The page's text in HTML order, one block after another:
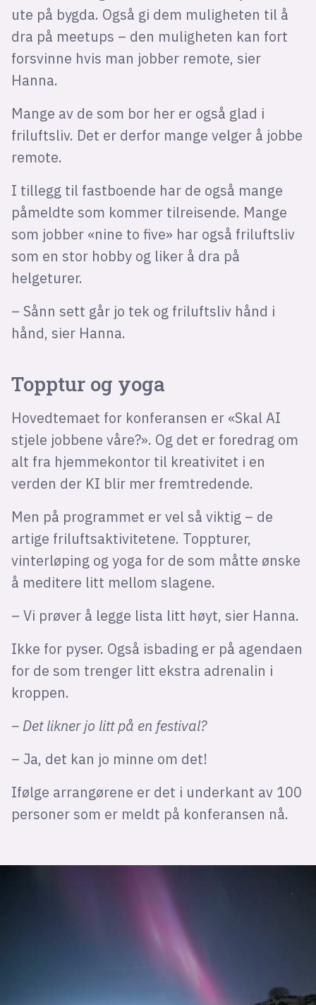
ute på bygda. Også gi dem muligheten til å
dra på meetups – den muligheten kan fort
forsvinne hvis man jobber remote, sier
Hanna.
Mange av de som bor her er også glad i
friluftsliv. Det er derfor mange velger å jobbe
remote.
I tillegg til fastboende har de også mange
påmeldte som kommer tilreisende. Mange
som jobber «nine to five» har også friluftsliv
som en stor hobby og liker å dra på
helgeturer.
– Sånn sett går jo tek og friluftsliv hånd i
hånd, sier Hanna.
Topptur og yoga
Hovedtemaet for konferansen er «Skal AI
stjele jobbene våre?». Og det er foredrag om
alt fra hjemmekontor til kreativitet i en
verden der KI blir mer fremtredende.
Men på programmet er vel så viktig – de
artige friluftsaktivitetene. Toppturer,
vinterløping og yoga for de som måtte ønske
å meditere litt mellom slagene.
– Vi prøver å legge lista litt høyt, sier Hanna.
Ikke for pyser. Også isbading er på agendaen
for de som trenger litt ekstra adrenalin i
kroppen.
– Det likner jo litt på en festival?
– Ja, det kan jo minne om det!
Ifølge arrangørene er det i underkant av 100
personer som er meldt på konferansen nå.